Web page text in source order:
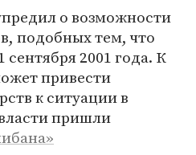
о возможности
подобных тем, что
сентября 2001 года. К
привести
к ситуации в
пришли